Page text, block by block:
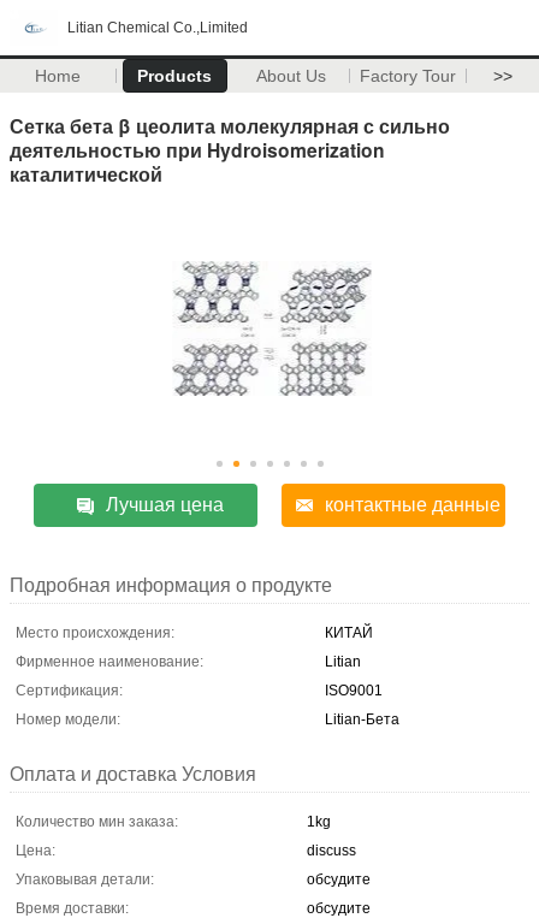
Litian Chemical Co.,Limited
Home Products About Us Factory Tour >>
Сетка бета β цеолита молекулярная с сильно
деятельностью при Hydroisomerization
каталитической
Лучшая цена контактные данные
Подробная информация о продукте
Место происхождения:
КИТАЙ
Фирменное наименование:
Litian
Сертификация:
ISO9001
Номер модели:
Litian-Бета
Оплата и доставка Условия
Количество мин заказа:
1kg
Цена:
discuss
Упаковывая детали:
обсудите
Время доставки:
обсудите